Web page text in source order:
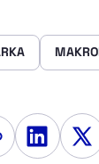
link artykułu